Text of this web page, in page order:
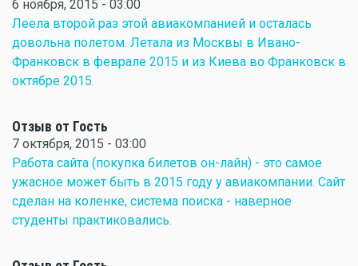
6 ноября, 2015 - 03:00
Леела второй раз этой авиакомпанией и осталась
довольна полетом. Летала из Москвы в Ивано-
Франковск в феврале 2015 и из Киева во Франковск в
октябре 2015.
Отзыв от Гость
7 октября, 2015 - 03:00
Работа сайта (покупка билетов он-лайн) - это самое
ужасное может быть в 2015 году у авиакомпании. Сайт
сделан на коленке, система поиска - наверное
студенты практиковались.